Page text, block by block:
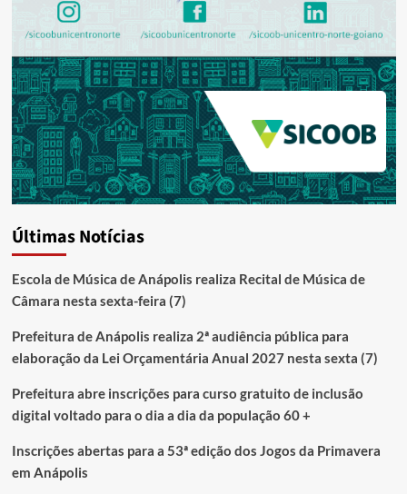
Últimas Notícias
Escola de Música de Anápolis realiza Recital de Música de
Câmara nesta sexta-feira (7)
Prefeitura de Anápolis realiza 2ª audiência pública para
elaboração da Lei Orçamentária Anual 2027 nesta sexta (7)
Prefeitura abre inscrições para curso gratuito de inclusão
digital voltado para o dia a dia da população 60 +
Inscrições abertas para a 53ª edição dos Jogos da Primavera
em Anápolis